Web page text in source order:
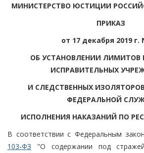
МИНИСТЕРСТВО ЮСТИЦИИ
ПРИКАЗ
от 17 декабря 2019 г.
ОБ УСТАНОВЛЕНИИ ЛИМИТОВ
ИСПРАВИТЕЛЬНЫХ
И СЛЕДСТВЕННЫХ
ФЕДЕРАЛЬНОЙ
ИСПОЛНЕНИЯ НАКАЗАНИЙ ПО
В соответствии с Федеральным
103-ФЗ "О содержании под